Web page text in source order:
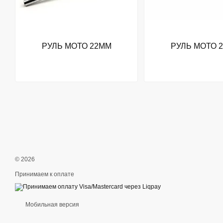
РУЛЬ МОТО 22ММ РУЛЬ МОТО
© 2026
Принимаем к оплате
Мобильная версия